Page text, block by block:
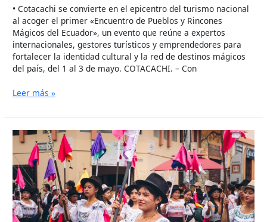
• Cotacachi se convierte en el epicentro del turismo nacional
al acoger el primer «Encuentro de Pueblos y Rincones
Mágicos del Ecuador», un evento que reúne a expertos
internacionales, gestores turísticos y emprendedores para
fortalecer la identidad cultural y la red de destinos mágicos
del país, del 1 al 3 de mayo. COTACACHI. – Con
Leer más »
VIVE
LA
SEMANA
SANTA
EN
COTACACHI